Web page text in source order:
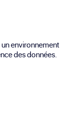
environnement
des données.